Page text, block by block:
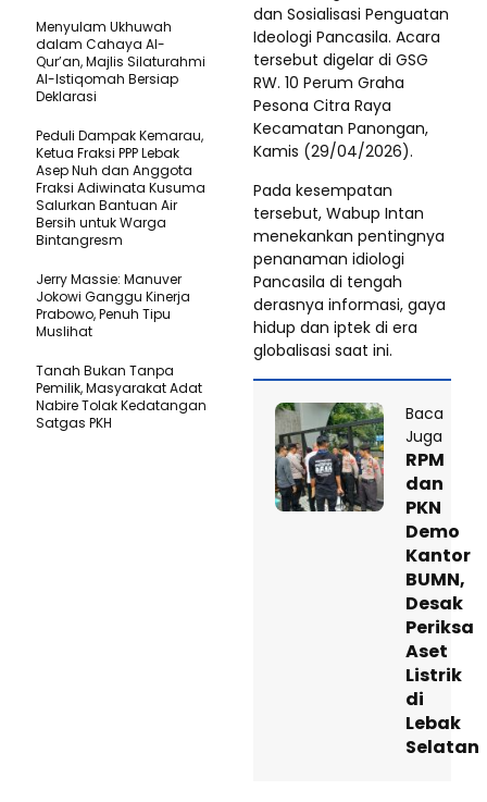
dan Sosialisasi Penguatan
Ideologi Pancasila. Acara
tersebut digelar di GSG
RW. 10 Perum Graha
Pesona Citra Raya
Kecamatan Panongan,
Kamis (29/04/2026).
Pada kesempatan
tersebut, Wabup Intan
menekankan pentingnya
penanaman idiologi
Pancasila di tengah
derasnya informasi, gaya
hidup dan iptek di era
globalisasi saat ini.
Baca
Juga
RPM
dan
PKN
Demo
Kantor
BUMN,
Desak
Periksa
Aset
Listrik
di
Lebak
Selatan
Menyulam Ukhuwah
dalam Cahaya Al-
Qur’an, Majlis Silaturahmi
Al-Istiqomah Bersiap
Deklarasi
Peduli Dampak Kemarau,
Ketua Fraksi PPP Lebak
Asep Nuh dan Anggota
Fraksi Adiwinata Kusuma
Salurkan Bantuan Air
Bersih untuk Warga
Bintangresm
Jerry Massie: Manuver
Jokowi Ganggu Kinerja
Prabowo, Penuh Tipu
Muslihat
Tanah Bukan Tanpa
Pemilik, Masyarakat Adat
Nabire Tolak Kedatangan
Satgas PKH